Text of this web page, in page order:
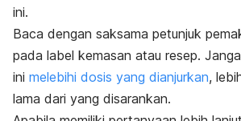
ini.
Baca dengan saksama petunjuk
pada label kemasan atau resep.
ini melebihi dosis yang dianjurkan,
lama dari yang disarankan.